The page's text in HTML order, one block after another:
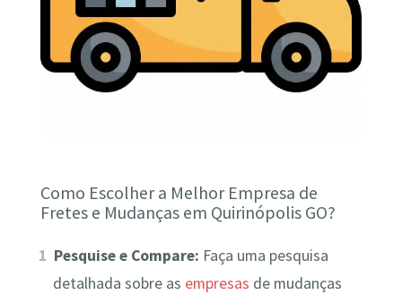
Como Escolher a Melhor Empresa de
Fretes e Mudanças em Quirinópolis GO?
Pesquise e Compare: Faça uma pesquisa
detalhada sobre as empresas de mudanças